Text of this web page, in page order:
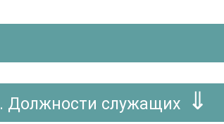
Должности служащих